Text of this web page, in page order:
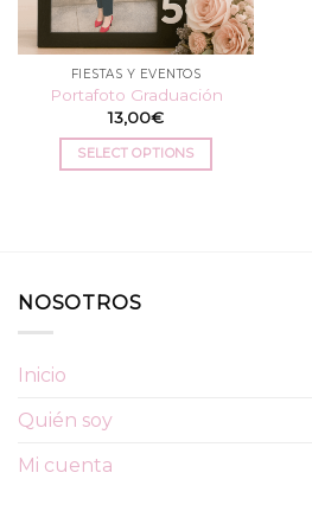
FIESTAS Y EVENTOS
Portafoto Graduación
13,00€
SELECT OPTIONS
NOSOTROS
Inicio
Quién soy
Mi cuenta